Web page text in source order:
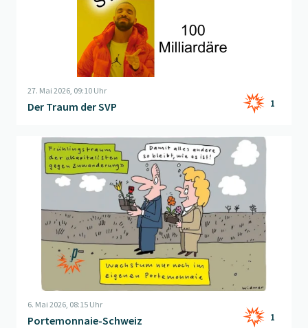
27. Mai 2026, 09:10 Uhr
Der Traum der SVP 1
Beitrag "Portemonnaie-Schweiz" öffnen
6. Mai 2026, 08:15 Uhr
Portemonnaie-Schweiz 1